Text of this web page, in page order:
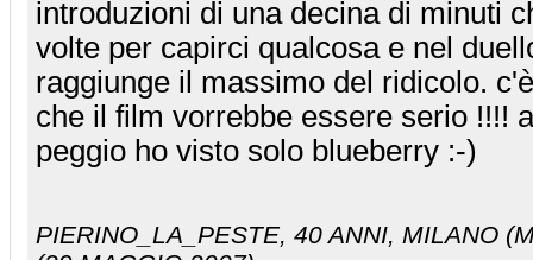
introduzioni di una decina di minuti
volte per capirci qualcosa e nel
raggiunge il massimo del ridicolo.
che il film vorrebbe essere serio !!!!
peggio ho visto solo blueberry :-)
PIERINO_LA_PESTE, 40 ANNI, MILANO